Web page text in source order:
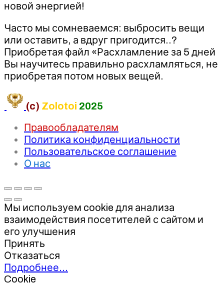
новой энергией!
Часто мы сомневаемся: выбросить вещи
или оставить, а вдруг пригодится..?
Приобретая файл «Расхламление за 5 дней
Вы научитесь правильно расхламляться, не
приобретая потом новых вещей.
(c) Zolotoi 2025
Правообладателям
Политика конфиденциальности
Пользовательское соглашение
О нас
Мы используем cookie для анализа
взаимодействия посетителей с сайтом и
его улучшения
Принять
Отказаться
Подробнее…
Cookie